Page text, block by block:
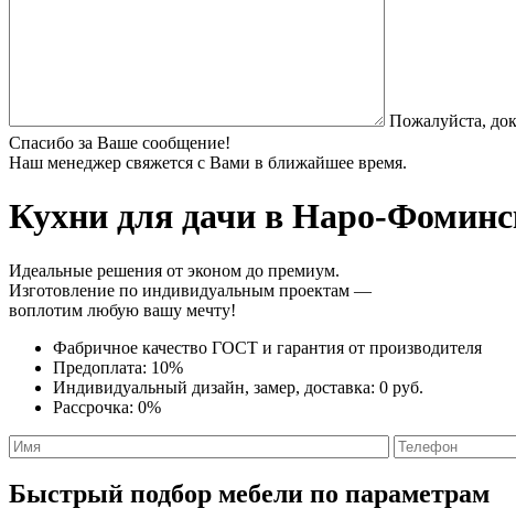
Пожалуйста,
Спасибо за Ваше сообщение!
Наш менеджер свяжется с Вами в ближайшее время.
Кухни для дачи в Наро-
Идеальные решения от эконом до премиум.
Изготовление по индивидуальным проектам —
воплотим любую вашу мечту!
Фабричное качество ГОСТ и гарантия от производителя
Предоплата: 10%
Индивидуальный дизайн, замер, доставка: 0 руб.
Рассрочка: 0%
Быстрый подбор мебели по параметрам